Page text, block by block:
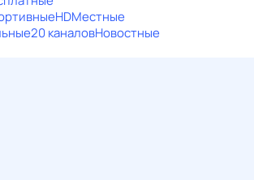
HDМестные
20 каналовНовостные